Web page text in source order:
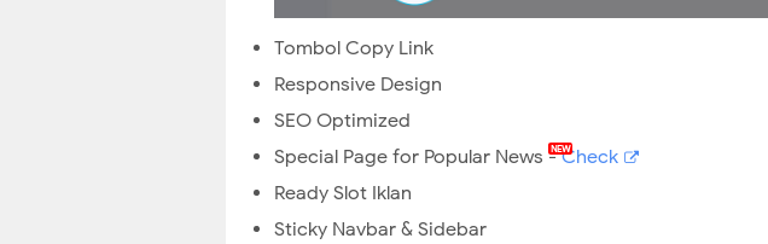
Tombol Copy Link
Responsive Design
SEO Optimized
Special Page for Popular News -Check
Ready Slot Iklan
Sticky Navbar & Sidebar